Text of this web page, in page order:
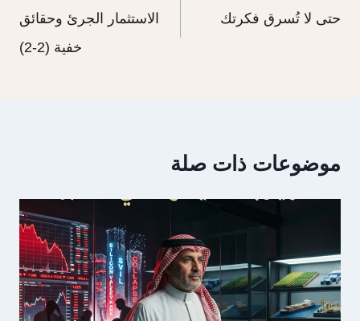
المقالات
حتى لا تُسرق فكرتك
الاستثمار الجرئ وحقائق
خفية (2-2)
موضوعات ذات صلة